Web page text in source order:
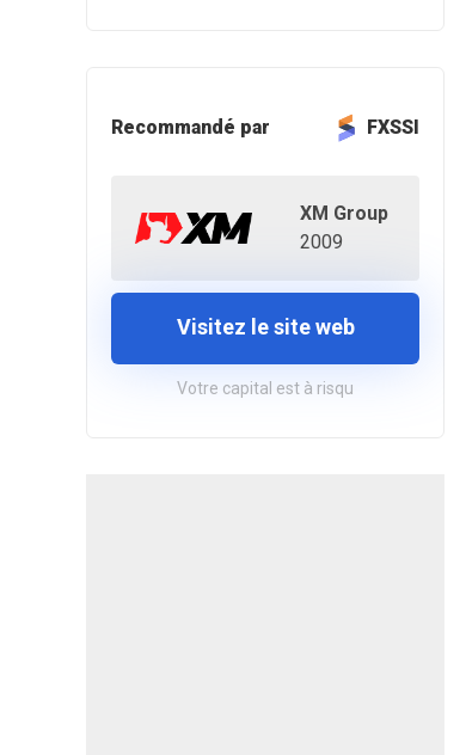
Recommandé par FXSSI
XM Group
2009
Visitez le site web
Votre capital est à risqu